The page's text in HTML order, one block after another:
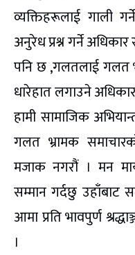
व्यक्तिहरूलाई गाली
अनुरेध प्रश्न गर्ने
पनि छ ,गलतलाई गलत
धारेहात लगाउने
हामी सामाजिक
गलत भ्रामक
मजाक नगरौं । मन
सम्मान गर्दछु उहाँबाट
आमा प्रति भावपुर्ण
।